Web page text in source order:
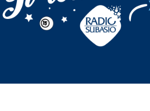
MIA MARTINI
E non finisce mica il cielo
D'Amore